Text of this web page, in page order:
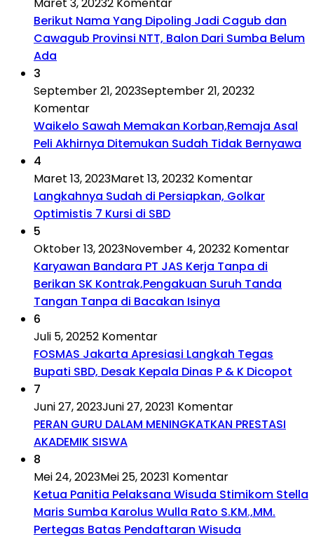
Maret 3, 20232 Komentar
Berikut Nama Yang Dipoling Jadi Cagub dan
Cawagub Provinsi NTT, Balon Dari Sumba Belum
Ada
3
September 21, 2023September 21, 20232
Komentar
Waikelo Sawah Memakan Korban,Remaja Asal
Peli Akhirnya Ditemukan Sudah Tidak Bernyawa
4
Maret 13, 2023Maret 13, 20232 Komentar
Langkahnya Sudah di Persiapkan, Golkar
Optimistis 7 Kursi di SBD
5
Oktober 13, 2023November 4, 20232 Komentar
Karyawan Bandara PT JAS Kerja Tanpa di
Berikan SK Kontrak,Pengakuan Suruh Tanda
Tangan Tanpa di Bacakan Isinya
6
Juli 5, 20252 Komentar
FOSMAS Jakarta Apresiasi Langkah Tegas
Bupati SBD, Desak Kepala Dinas P & K Dicopot
7
Juni 27, 2023Juni 27, 20231 Komentar
PERAN GURU DALAM MENINGKATKAN PRESTASI
AKADEMIK SISWA
8
Mei 24, 2023Mei 25, 20231 Komentar
Ketua Panitia Pelaksana Wisuda Stimikom Stella
Maris Sumba Karolus Wulla Rato S.KM.,MM.
Pertegas Batas Pendaftaran Wisuda